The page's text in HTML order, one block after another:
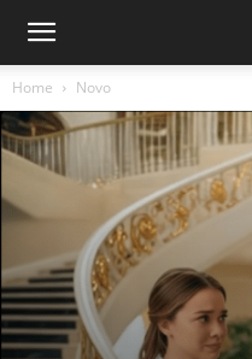
Home Novo